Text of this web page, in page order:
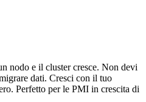
nodo e il cluster cresce. Non devi
dati. Cresci con il tuo
Perfetto per le PMI in crescita di